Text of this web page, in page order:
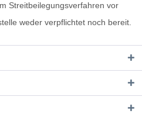
Streitbeilegungsverfahren vor
weder verpflichtet noch bereit.